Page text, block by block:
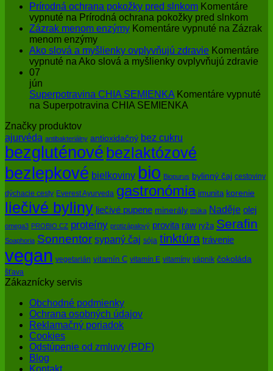
Prírodná ochrana pokožky pred slnkom Komentáre
vypnuté na Prírodná ochrana pokožky pred slnkom
Zázrak menom enzýmy Komentáre vypnuté na Zázrak
menom enzýmy
Ako slová a myšlienky ovplyvňujú zdravie Komentáre
vypnuté na Ako slová a myšlienky ovplyvňujú zdravie
07
jún
Superpotravina CHIA SEMIENKA Komentáre vypnuté
na Superpotravina CHIA SEMIENKA
Značky produktov
ajurvéda antibakteriálny antioxidačný bez cukru
bezgluténové bezlaktózové
bezlepkové bielkoviny bio Biopurus bylinný čaj cestoviny
dýchacie cesty Everest Ayurveda gastronómia imunita korenie
liečivé byliny liečivé pupene minerály múka Naděje olej
omega3 PROBIO CZ proteíny protizápalový provita raw ryža Serafin
Soaphoria Sonnentor sypaný čaj sója tinktúra trávenie
vegan vegetarián vitamín C vitamín E vitamíny vápnik čokoláda
šťava
Zákaznícky servis
Obchodné podmienky
Ochrana osobných údajov
Reklamačný poriadok
Cookies
Odstúpenie od zmluvy (PDF)
Blog
Kontakt